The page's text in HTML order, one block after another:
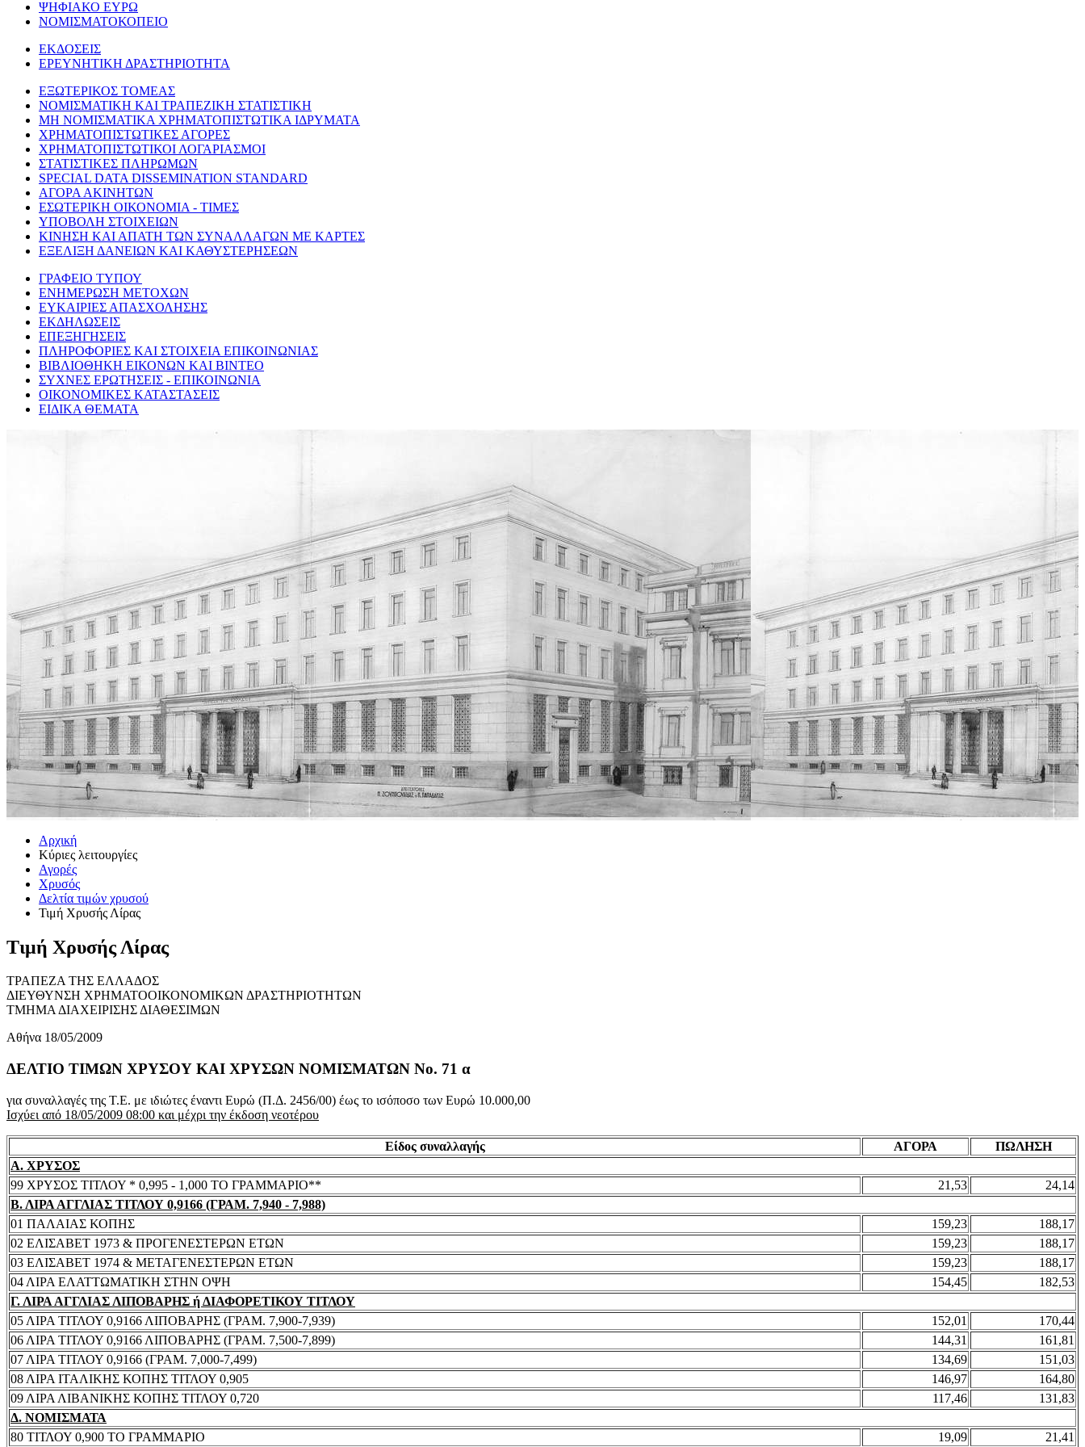
ΨΗΦΙΑΚΟ ΕΥΡΩ
ΝΟΜΙΣΜΑΤΟΚΟΠΕΙΟ
ΕΚΔΟΣΕΙΣ
ΕΡΕΥΝΗΤΙΚΗ ΔΡΑΣΤΗΡΙΟΤΗΤΑ
ΕΞΩΤΕΡΙΚΟΣ ΤΟΜΕΑΣ
ΝΟΜΙΣΜΑΤΙΚΗ ΚΑΙ ΤΡΑΠΕΖΙΚΗ ΣΤΑΤΙΣΤΙΚΗ
ΜΗ ΝΟΜΙΣΜΑΤΙΚΑ ΧΡΗΜΑΤΟΠΙΣΤΩΤΙΚΑ ΙΔΡΥΜΑΤΑ
ΧΡΗΜΑΤΟΠΙΣΤΩΤΙΚΕΣ ΑΓΟΡΕΣ
ΧΡΗΜΑΤΟΠΙΣΤΩΤΙΚΟΙ ΛΟΓΑΡΙΑΣΜΟΙ
ΣΤΑΤΙΣΤΙΚΕΣ ΠΛΗΡΩΜΩΝ
SPECIAL DATA DISSEMINATION STANDARD
ΑΓΟΡΑ ΑΚΙΝΗΤΩΝ
ΕΣΩΤΕΡΙΚΗ ΟΙΚΟΝΟΜΙΑ - ΤΙΜΕΣ
ΥΠΟΒΟΛΗ ΣΤΟΙΧΕΙΩΝ
ΚΙΝΗΣΗ ΚΑΙ ΑΠΑΤΗ ΤΩΝ ΣΥΝΑΛΛΑΓΩΝ ΜΕ ΚΑΡΤΕΣ
ΕΞΕΛΙΞΗ ΔΑΝΕΙΩΝ ΚΑΙ ΚΑΘΥΣΤΕΡΗΣΕΩΝ
ΓΡΑΦΕΙΟ ΤΥΠΟΥ
ΕΝΗΜΕΡΩΣΗ ΜΕΤΟΧΩΝ
ΕΥΚΑΙΡΙΕΣ ΑΠΑΣΧΟΛΗΣΗΣ
ΕΚΔΗΛΩΣΕΙΣ
ΕΠΕΞΗΓΗΣΕΙΣ
ΠΛΗΡΟΦΟΡΙΕΣ ΚΑΙ ΣΤΟΙΧΕΙΑ ΕΠΙΚΟΙΝΩΝΙΑΣ
ΒΙΒΛΙΟΘΗΚΗ ΕΙΚΟΝΩΝ ΚΑΙ ΒΙΝΤΕΟ
ΣΥΧΝΕΣ ΕΡΩΤΗΣΕΙΣ - ΕΠΙΚΟΙΝΩΝΙΑ
ΟΙΚΟΝΟΜΙΚΕΣ ΚΑΤΑΣΤΑΣΕΙΣ
ΕΙΔΙΚΑ ΘΕΜΑΤΑ
Αρχική
Κύριες λειτουργίες
Αγορές
Χρυσός
Δελτία τιμών χρυσού
Τιμή Χρυσής Λίρας
Τιμή Χρυσής Λίρας
ΤΡΑΠΕΖΑ ΤΗΣ ΕΛΛΑΔΟΣ
ΔΙΕΥΘΥΝΣΗ ΧΡΗΜΑΤΟΟΙΚΟΝΟΜΙΚΩΝ ΔΡΑΣΤΗΡΙΟΤΗΤΩΝ
ΤΜΗΜΑ ΔΙΑΧΕΙΡΙΣΗΣ ΔΙΑΘΕΣΙΜΩΝ
Αθήνα 18/05/2009
ΔΕΛΤΙΟ ΤΙΜΩΝ ΧΡΥΣΟΥ ΚΑΙ ΧΡΥΣΩΝ ΝΟΜΙΣΜΑΤΩΝ No. 71 α
για συναλλαγές της Τ.Ε. με ιδιώτες έναντι Ευρώ (Π.Δ. 2456/00) έως το ισόποσο των Ευρώ 10.000,00
Ισχύει από 18/05/2009 08:00 και μέχρι την έκδοση νεοτέρου
Είδος συναλλαγής ΑΓΟΡΑ
ΠΩΛΗΣΗ
Α. ΧΡΥΣΟΣ
99 ΧΡΥΣΟΣ ΤΙΤΛΟΥ * 0,995 - 1,000 ΤΟ ΓΡΑΜΜΑΡΙΟ**
21,53
24,14
Β. ΛΙΡΑ ΑΓΓΛΙΑΣ ΤΙΤΛΟΥ 0,9166 (ΓΡΑΜ. 7,940 - 7,988)
01 ΠΑΛΑΙΑΣ ΚΟΠΗΣ
159,23
188,17
02 ΕΛΙΣΑΒΕΤ 1973 & ΠΡΟΓΕΝΕΣΤΕΡΩΝ ΕΤΩΝ
159,23
188,17
03 ΕΛΙΣΑΒΕΤ 1974 & ΜΕΤΑΓΕΝΕΣΤΕΡΩΝ ΕΤΩΝ
159,23
188,17
04 ΛΙΡΑ ΕΛΑΤΤΩΜΑΤΙΚΗ ΣΤΗΝ ΟΨΗ
154,45
182,53
Γ. ΛΙΡΑ ΑΓΓΛΙΑΣ ΛΙΠΟΒΑΡΗΣ ή ΔΙΑΦΟΡΕΤΙΚΟΥ ΤΙΤΛΟΥ
05 ΛΙΡΑ ΤΙΤΛΟΥ 0,9166 ΛΙΠΟΒΑΡΗΣ (ΓΡΑΜ. 7,900-7,939)
152,01
170,44
06 ΛΙΡΑ ΤΙΤΛΟΥ 0,9166 ΛΙΠΟΒΑΡΗΣ (ΓΡΑΜ. 7,500-7,899)
144,31
161,81
07 ΛΙΡΑ ΤΙΤΛΟΥ 0,9166 (ΓΡΑΜ. 7,000-7,499)
134,69
151,03
08 ΛΙΡΑ ΙΤΑΛΙΚΗΣ ΚΟΠΗΣ ΤΙΤΛΟΥ 0,905
146,97
164,80
09 ΛΙΡΑ ΛΙΒΑΝΙΚΗΣ ΚΟΠΗΣ ΤΙΤΛΟΥ 0,720
117,46
131,83
Δ. ΝΟΜΙΣΜΑΤΑ
80 ΤΙΤΛΟΥ 0,900 ΤΟ ΓΡΑΜΜΑΡΙΟ
19,09 21,41